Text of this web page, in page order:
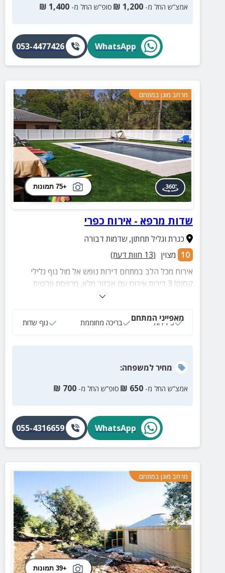
אמצ”ש החל מ- 1,200
₪ סופ”ש החל מ- 1,400
₪
WhatsApp
053-4477426
מרחב מוגן במתחם
+75 תמונות
שדות מרפא - אירוח כפרי
כנרת וגליל תחתון,שדמות דבורה
10 מצוין (
13 חוות דעת)
אירוח מכל הלב במתחם דירות נופש אל מול נוף גלילי
קסום! 3 דירות אירוח עם אבזור מלא, מרפסת פרטית
ומתחם חוץ עם בריכה מגודרת, ריהוט גן, מיטות שיזוף,
מאפייני המתחם
3 דירות בריכה מחוממת נוף שדות
מחירלמשפחה:
אמצ”ש החל מ- 650
₪ סופ”ש החל מ- 700
₪
WhatsApp
055-4316659
מרחב מוגן במתחם
+39 תמונות